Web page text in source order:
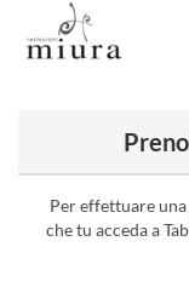
Per effettuare
che tu acceda a